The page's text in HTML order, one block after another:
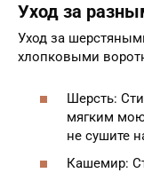
Уход за
Уход за
хлопковыми
Шерсть:
мягким
не сушите
Кашемир: